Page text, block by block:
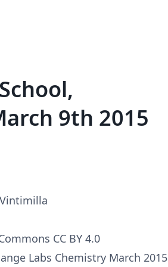
9th 2015
CC BY 4.0
Labs Chemistry March 2015